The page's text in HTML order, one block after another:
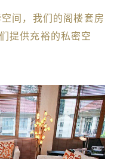
间，我们的阁楼套房
提供充裕的私密空